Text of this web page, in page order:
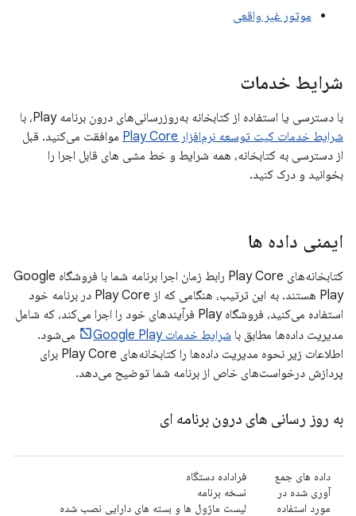
موتور غیر واقعی
شرایط خدمات
با دسترسی یا استفاده از کتابخانه به‌روزرسانی‌های درون برنامه Play، با
شرایط خدمات کیت توسعه نرم‌افزار Play Core
موافقت می‌کنید. قبل
از دسترسی به کتابخانه، همه شرایط و خط مشی های قابل اجرا را
بخوانید و درک کنید.
ایمنی داده ها
کتابخانه‌های Play Core رابط زمان اجرا برنامه شما با فروشگاه Google
Play هستند. به این ترتیب، هنگامی که از Play Core در برنامه خود
استفاده می‌کنید، فروشگاه Play فرآیندهای خود را اجرا می‌کند، که شامل
مدیریت داده‌ها مطابق با شرایط خدمات Google Play
می‌شود.
اطلاعات زیر نحوه مدیریت داده‌ها را کتابخانه‌های Play Core برای
پردازش درخواست‌های خاص از برنامه شما توضیح می‌دهد.
به روز رسانی های درون برنامه ای
داده های جمع
آوری شده در
مورد استفاده
فراداده دستگاه
نسخه برنامه
لیست ماژول ها و بسته های دارایی نصب شده